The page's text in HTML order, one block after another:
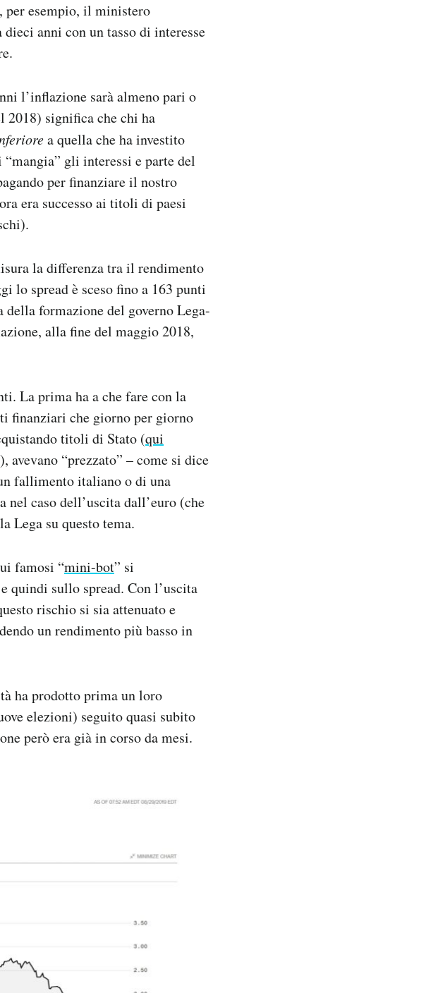
per esempio, il ministero
anni con un tasso di interesse
l’inflazione sarà almeno pari o
2018) significa che chi ha
a quella che ha investito
gli interessi e parte del
per finanziare il nostro
era successo ai titoli di paesi
la differenza tra il rendimento
lo spread è sceso fino a 163 punti
formazione del governo Lega-
alla fine del maggio 2018,
La prima ha a che fare con la
finanziari che giorno per giorno
titoli di Stato (qui
), avevano “prezzato” – come si dice
fallimento italiano o di una
caso dell’uscita dall’euro (che
Lega su questo tema.
famosi “mini-bot” si
quindi sullo spread. Con l’uscita
rischio si sia attenuato e
un rendimento più basso in
ha prodotto prima un loro
elezioni) seguito quasi subito
però era già in corso da mesi.